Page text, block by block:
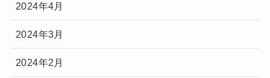
2024年4月
2024年3月
2024年2月